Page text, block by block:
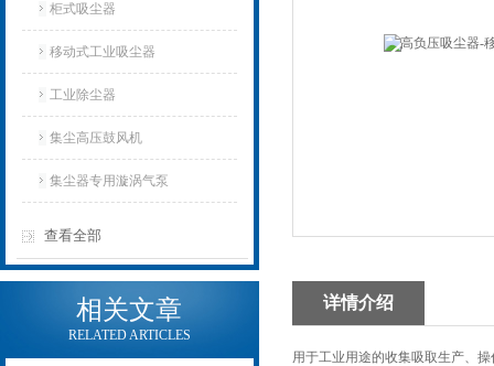
柜式吸尘器
移动式工业吸尘器
工业除尘器
集尘高压鼓风机
集尘器专用漩涡气泵
查看全部
相关文章
RELATED ARTICLES
详情介绍
用于工业用途的收集吸取生产、